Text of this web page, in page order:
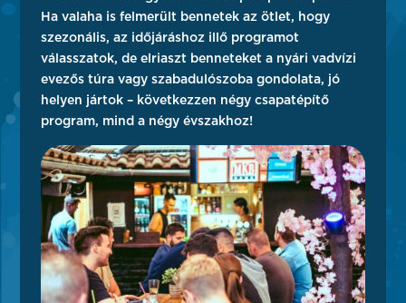
Ha valaha is felmerült bennetek az ötlet, hogy
szezonális, az időjáráshoz illő programot
válasszatok, de elriaszt benneteket a nyári vadvízi
evezős túra vagy szabadulószoba gondolata, jó
helyen jártok – következzen négy csapatépítő
program, mind a négy évszakhoz!